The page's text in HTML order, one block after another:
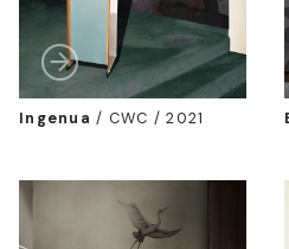
Ingenua / CWC / 2021